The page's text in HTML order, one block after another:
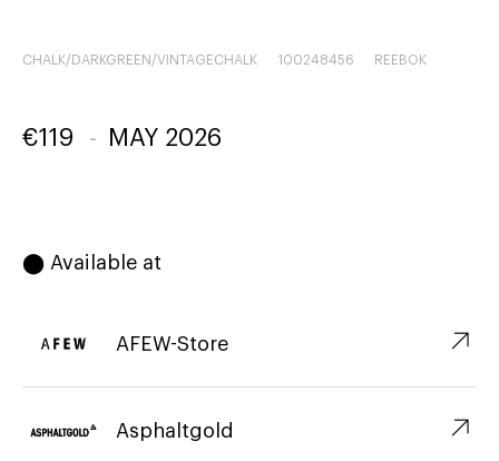
CHALK/DARKGREEN/VINTAGECHALK 100248456 REEBOK
€119 - MAY 2026
⬤ Available at
AFEW-Store ↗︎
Asphaltgold ↗︎